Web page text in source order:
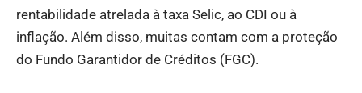
rentabilidade atrelada à taxa Selic, ao CDI ou à
inflação. Além disso, muitas contam com a proteção
do Fundo Garantidor de Créditos (FGC).